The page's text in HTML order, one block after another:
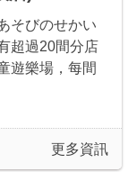
そびのせかい
超過20間分店
遊樂場，每間
更多資訊